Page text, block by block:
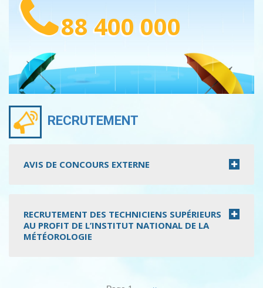
88 400 000
RECRUTEMENT
AVIS DE CONCOURS EXTERNE
RECRUTEMENT DES TECHNICIENS SUPÉRIEURS
AU PROFIT DE L’INSTITUT NATIONAL DE LA
MÉTÉOROLOGIE